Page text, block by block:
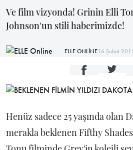
Ve film vizyonda! Grinin Elli
Johnson'un stili haberimizde!
ELLE ONLİNE16 Şubat
Henüz sadece 25 yaşında olan
merakla beklenen Fifthy